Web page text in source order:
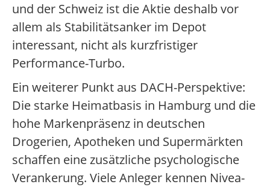
und der Schweiz ist die Aktie deshalb vor
allem als Stabilitätsanker im Depot
interessant, nicht als kurzfristiger
Performance-Turbo.
Ein weiterer Punkt aus DACH-Perspektive:
Die starke Heimatbasis in Hamburg und die
hohe Markenpräsenz in deutschen
Drogerien, Apotheken und Supermärkten
schaffen eine zusätzliche psychologische
Verankerung. Viele Anleger kennen Nivea-